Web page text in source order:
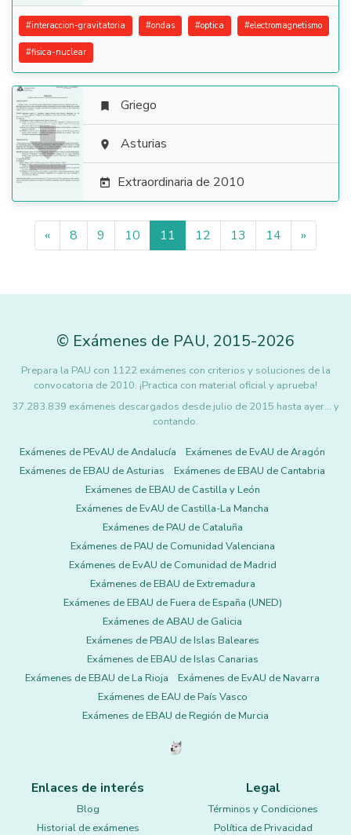
#interaccion-gravitatoria #ondas #optica #electromagnetismo
#fisica-nuclear

 Griego
 Asturias
 Extraordinaria de 2010
« 8 9 10 11 12 13 14 »
© Exámenes de PAU, 2015-2026
Prepara la PAU con 1122 exámenes con criterios y soluciones de la
convocatoria de 2010. ¡Practica con material oficial y aprueba!
37.283.839 exámenes descargados desde julio de 2015 hasta ayer... y
contando.
Exámenes de PEvAU de Andalucía
Exámenes de EvAU de Aragón
Exámenes de EBAU de Asturias
Exámenes de EBAU de Cantabria
Exámenes de EBAU de Castilla y León
Exámenes de EvAU de Castilla-La Mancha
Exámenes de PAU de Cataluña
Exámenes de PAU de Comunidad Valenciana
Exámenes de EvAU de Comunidad de Madrid
Exámenes de EBAU de Extremadura
Exámenes de EBAU de Fuera de España (UNED)
Exámenes de ABAU de Galicia
Exámenes de PBAU de Islas Baleares
Exámenes de EBAU de Islas Canarias
Exámenes de EBAU de La Rioja
Exámenes de EvAU de Navarra
Exámenes de EAU de País Vasco
Exámenes de EBAU de Región de Murcia
Enlaces de interés
Blog
Historial de exámenes
Legal
Términos y Condiciones
Política de Privacidad